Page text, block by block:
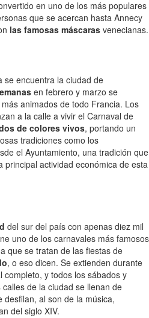
en uno de los más populares
que se acercan hasta Annecy
las famosas máscaras venecianas.
se encuentra la ciudad de
en febrero y marzo se
animados de todo Francia. Los
a la calle a vivir el Carnaval de
de colores vivos, portando un
tradiciones como los
el Ayuntamiento, una tradición que
principal actividad económica de esta
del sur del país con apenas diez mil
uno de los carnavales más famosos
que se tratan de las fiestas de
, o eso dicen. Se extienden durante
y todos los sábados y
de la ciudad se llenan de
desfilan, al son de la música,
del siglo XIV.